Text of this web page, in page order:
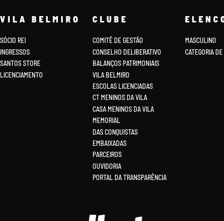
VILA BELMIRO
SÓCIO REI
INGRESSOS
SANTOS STORE
LICENCIAMENTO
CLUBE
COMITÊ DE GESTÃO
CONSELHO DELIBERATIVO
BALANÇOS PATRIMONIAIS
VILA BELMIRO
ESCOLAS LICENCIADAS
CT MENINOS DA VILA
CASA MENINOS DA VILA
MEMORIAL
DAS CONQUISTAS
EMBAIXADAS
PARCEIROS
OUVIDORIA
PORTAL DA TRANSPARÊNCIA
MASCULINO
CATEGORIA